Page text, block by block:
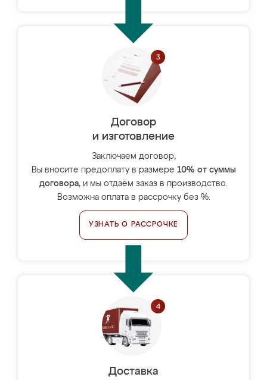
Договор
и изготовление
Заключаем договор,
Вы вносите предоплату в размере 10% от суммы
договора, и мы отдаём заказ в производство.
Возможна оплата в рассрочку без %.
УЗНАТЬ О РАССРОЧКЕ
Доставка